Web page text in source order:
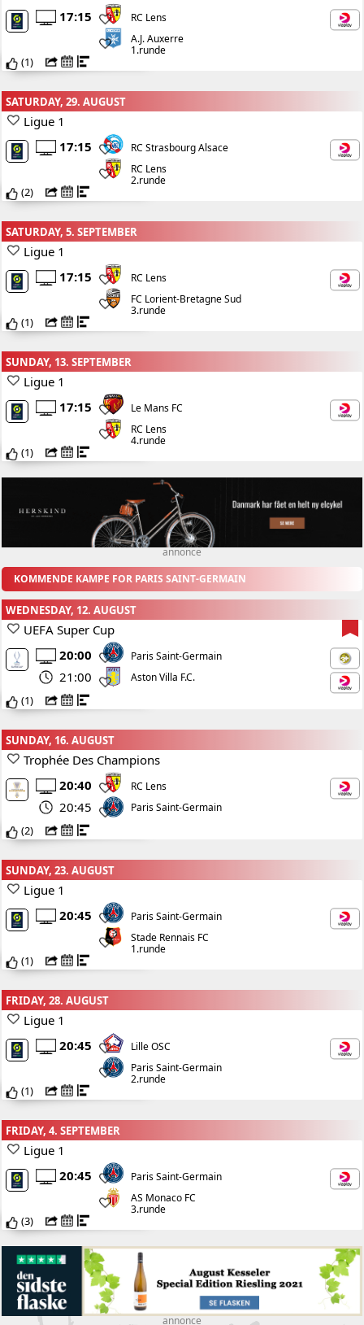
17:15
RC Lens
A.J. Auxerre
1.runde
(1)
SATURDAY, 29. AUGUST
Ligue 1
17:15
RC Strasbourg Alsace
RC Lens
2.runde
(2)
SATURDAY, 5. SEPTEMBER
Ligue 1
17:15
RC Lens
FC Lorient-Bretagne Sud
3.runde
(1)
SUNDAY, 13. SEPTEMBER
Ligue 1
17:15
Le Mans FC
RC Lens
4.runde
(1)
annonce
KOMMENDE KAMPE FOR PARIS SAINT-GERMAIN
WEDNESDAY, 12. AUGUST
UEFA Super Cup
20:00
21:00
Paris Saint-Germain
Aston Villa F.C.
(1)
SUNDAY, 16. AUGUST
Trophée Des Champions
20:40
20:45
RC Lens
Paris Saint-Germain
(2)
SUNDAY, 23. AUGUST
Ligue 1
20:45
Paris Saint-Germain
Stade Rennais FC
1.runde
(1)
FRIDAY, 28. AUGUST
Ligue 1
20:45
Lille OSC
Paris Saint-Germain
2.runde
(1)
FRIDAY, 4. SEPTEMBER
Ligue 1
20:45
Paris Saint-Germain
AS Monaco FC
3.runde
(3)
annonce